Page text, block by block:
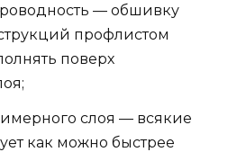
— обшивку
профлистом
поверх
слоя — всякие
как можно быстрее